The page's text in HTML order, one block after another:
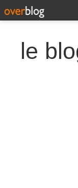
le